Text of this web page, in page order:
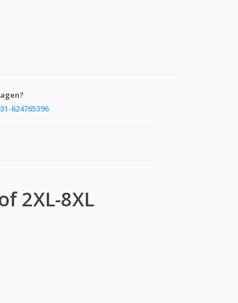
624765396
2XL-8XL